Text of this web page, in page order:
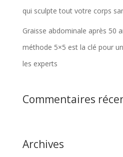
qui sculpte tout votre corps
Graisse abdominale après 50
méthode 5×5 est la clé pour
les experts
Commentaires
Archives